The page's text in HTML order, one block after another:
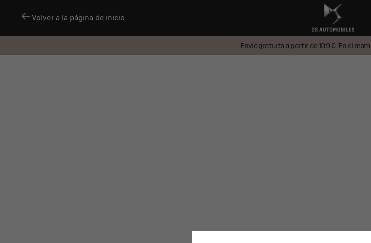
Volver a la página de inicio
Envío gratuito a partir de 109 €. En el